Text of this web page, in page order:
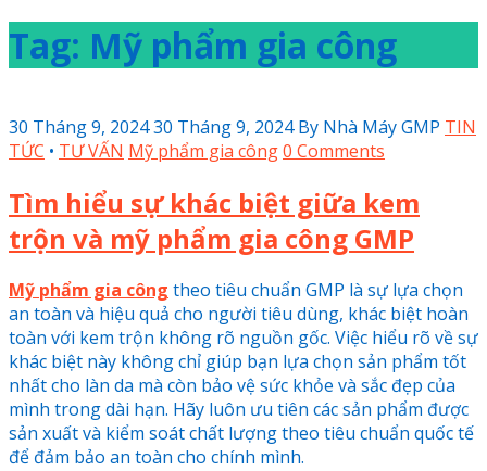
Tag: Mỹ phẩm gia công
30 Tháng 9, 202430 Tháng 9, 2024 By Nhà Máy GMP TIN
TỨC • TƯ VẤN Mỹ phẩm gia công0 Comments
Tìm hiểu sự khác biệt giữa kem
trộn và mỹ phẩm gia công GMP
Mỹ phẩm gia công theo tiêu chuẩn GMP là sự lựa chọn
an toàn và hiệu quả cho người tiêu dùng, khác biệt hoàn
toàn với kem trộn không rõ nguồn gốc. Việc hiểu rõ về sự
khác biệt này không chỉ giúp bạn lựa chọn sản phẩm tốt
nhất cho làn da mà còn bảo vệ sức khỏe và sắc đẹp của
mình trong dài hạn. Hãy luôn ưu tiên các sản phẩm được
sản xuất và kiểm soát chất lượng theo tiêu chuẩn quốc tế
để đảm bảo an toàn cho chính mình.